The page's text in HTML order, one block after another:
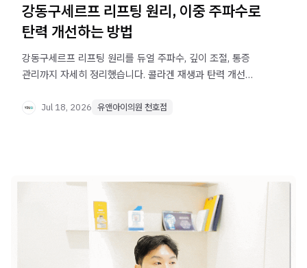
강동구세르프 리프팅 원리, 이중 주파수로
탄력 개선하는 방법
강동구세르프 리프팅 원리를 듀얼 주파수, 깊이 조절, 통증
관리까지 자세히 정리했습니다. 콜라겐 재생과 탄력 개선
Jul 18, 2026 유앤아이의원 천호점